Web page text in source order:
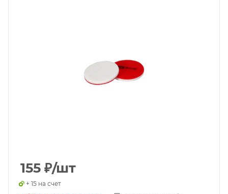
155 ₽/шт
+ 15 на счет